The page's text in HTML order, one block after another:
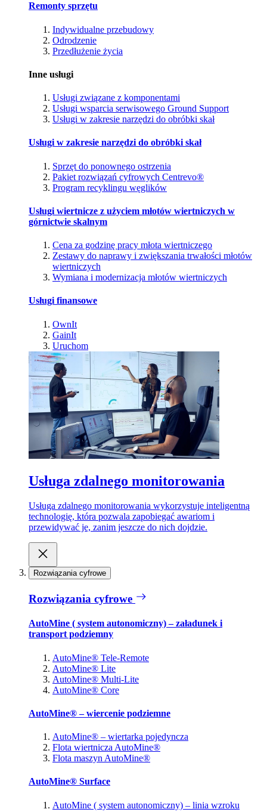
Remonty sprzętu
Indywidualne przebudowy
Odrodzenie
Przedłużenie życia
Inne usługi
Usługi związane z komponentami
Usługi wsparcia serwisowego Ground Support
Usługi w zakresie narzędzi do obróbki skał
Usługi w zakresie narzędzi do obróbki skał
Sprzęt do ponownego ostrzenia
Pakiet rozwiązań cyfrowych Centrevo®
Program recyklingu węglików
Usługi wiertnicze z użyciem młotów wiertniczych w
górnictwie skalnym
Cena za godzinę pracy młota wiertniczego
Zestawy do naprawy i zwiększania trwałości młotów
wiertniczych
Wymiana i modernizacja młotów wiertniczych
Usługi finansowe
OwnIt
GainIt
Uruchom
Usługa zdalnego monitorowania
Usługa zdalnego monitorowania wykorzystuje inteligentną
technologię, która pozwala zapobiegać awariom i
przewidywać je, zanim jeszcze do nich dojdzie.
Rozwiązania cyfrowe
Rozwiązania cyfrowe
AutoMine ( system autonomiczny) – załadunek i
transport podziemny
AutoMine® Tele-Remote
AutoMine® Lite
AutoMine® Multi-Lite
AutoMine® Core
AutoMine® – wiercenie podziemne
AutoMine® – wiertarka pojedyncza
Flota wiertnicza AutoMine®
Flota maszyn AutoMine®
AutoMine® Surface
AutoMine ( system autonomiczny) – linia wzroku